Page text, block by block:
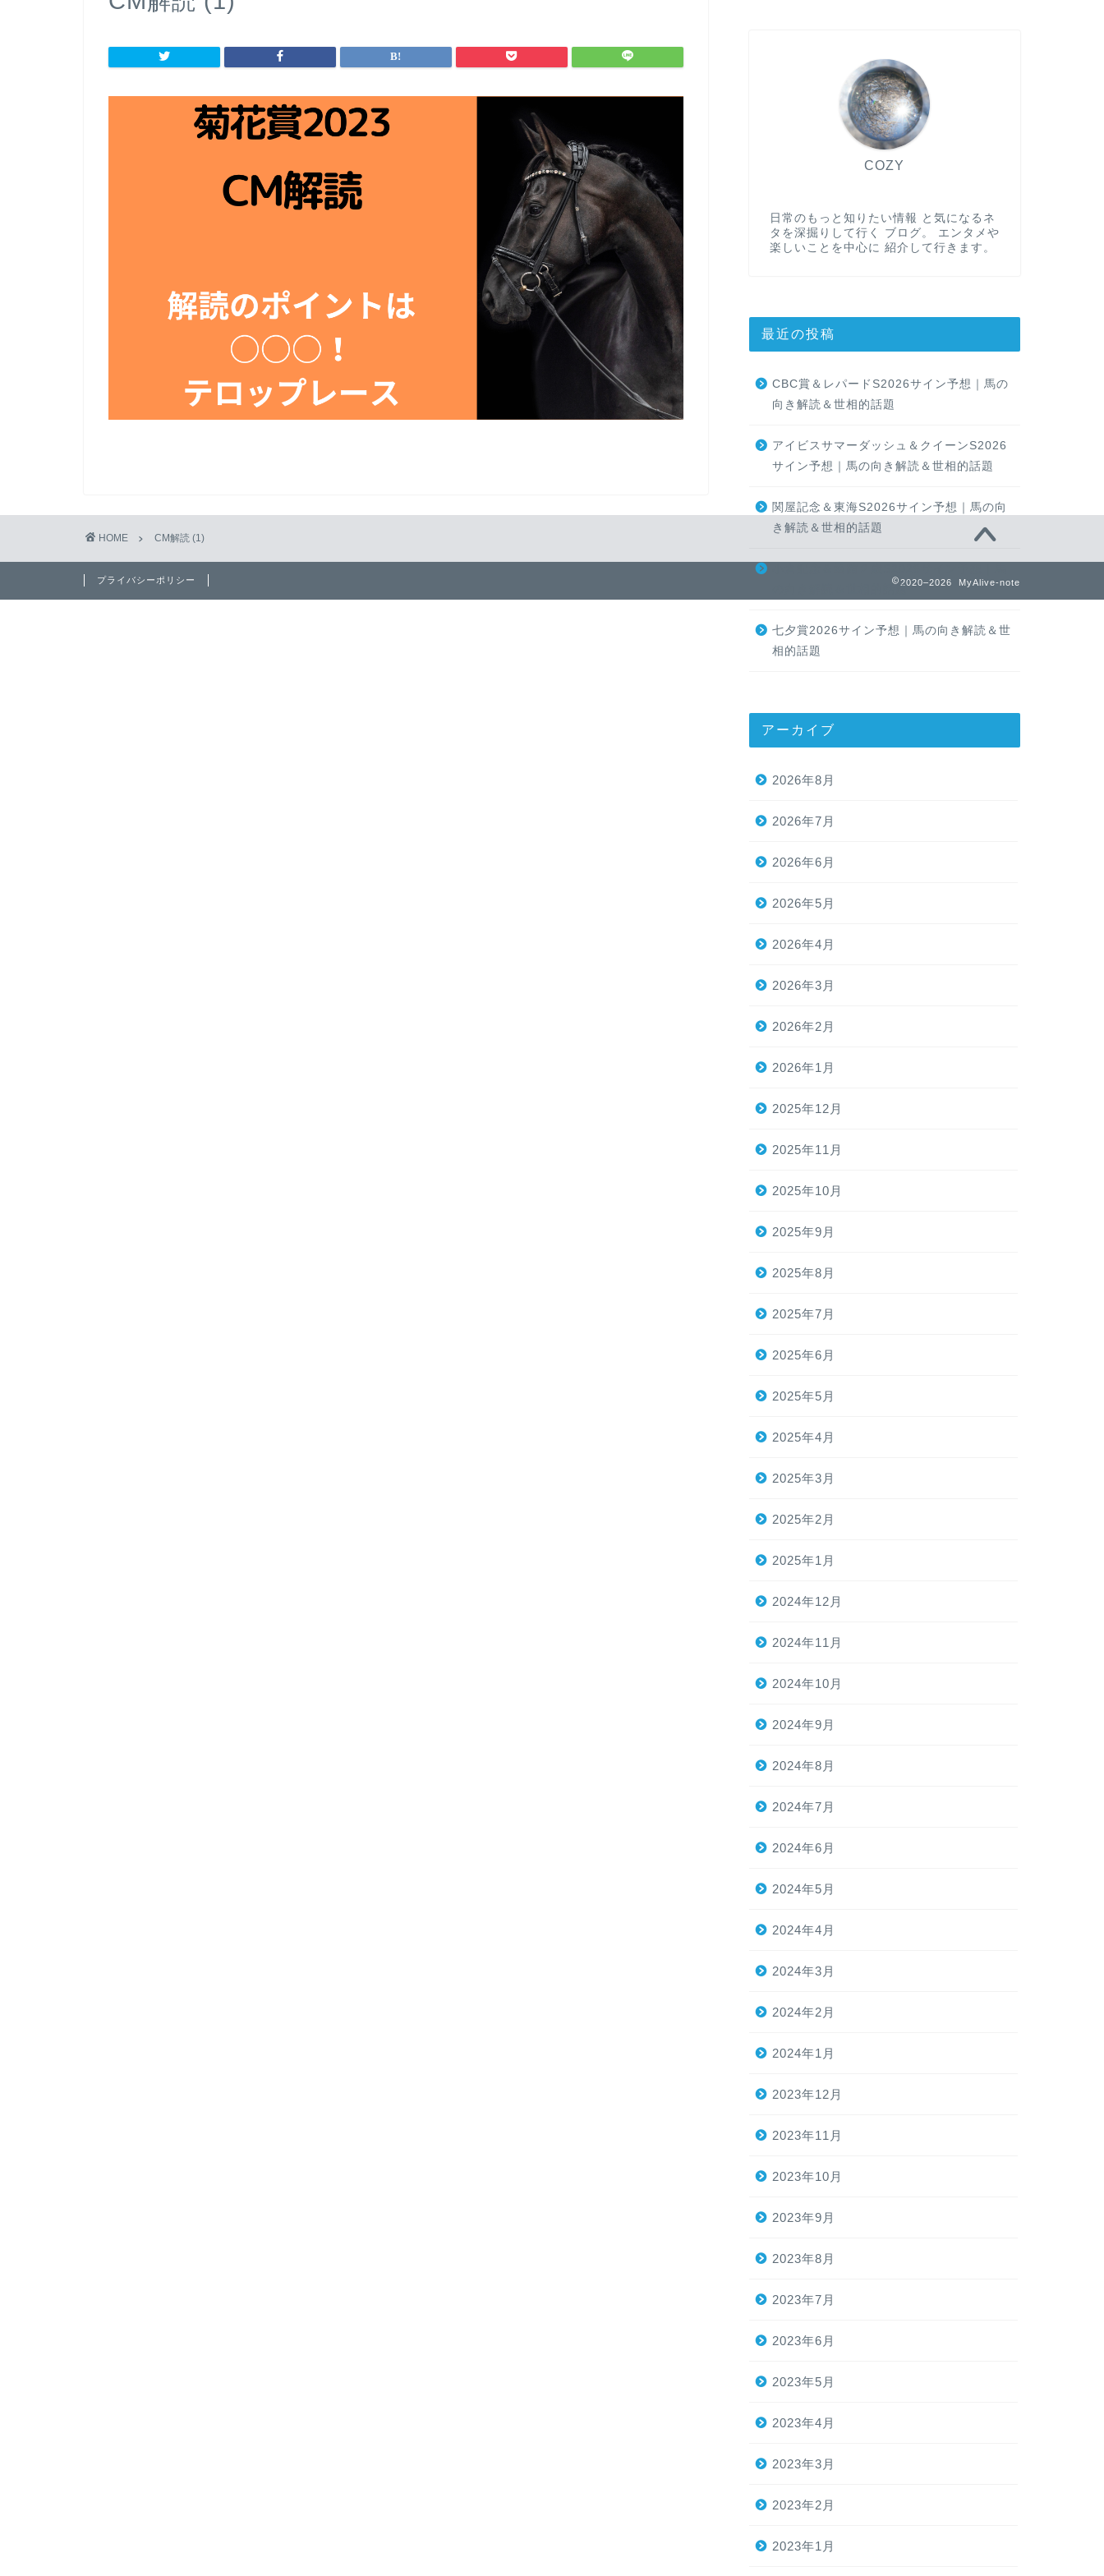
COZY
日常のもっと知りたい情報 と気になるネ
タを深掘りして行く ブログ。 エンタメや
楽しいことを中心に 紹介して行きます。
最近の投稿
CBC賞＆レパードS2026サイン予想｜馬の
向き解読＆世相的話題
アイビスサマーダッシュ＆クイーンS2026
サイン予想｜馬の向き解読＆世相的話題
関屋記念＆東海S2026サイン予想｜馬の向
き解読＆世相的話題
の向き解読＆世相的話題
七夕賞2026サイン予想｜馬の向き解読＆世
相的話題
アーカイブ
2026年8月
2026年7月
2026年6月
2026年5月
2026年4月
2026年3月
2026年2月
2026年1月
2025年12月
2025年11月
2025年10月
2025年9月
2025年8月
2025年7月
2025年6月
2025年5月
2025年4月
2025年3月
2025年2月
2025年1月
2024年12月
2024年11月
2024年10月
2024年9月
2024年8月
2024年7月
2024年6月
2024年5月
2024年4月
2024年3月
2024年2月
2024年1月
2023年12月
2023年11月
2023年10月
2023年9月
2023年8月
2023年7月
2023年6月
2023年5月
2023年4月
2023年3月
2023年2月
2023年1月
HOME CM解読 (1)
プライバシーポリシー 2020–2026 MyAlive-note